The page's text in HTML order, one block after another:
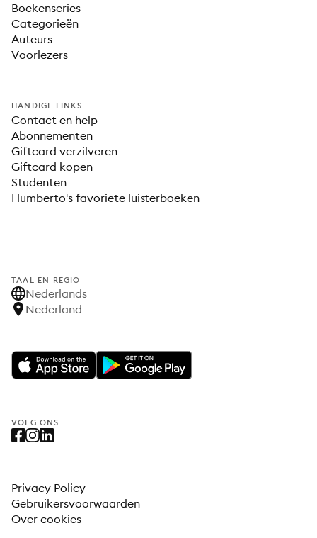
Boekenseries
Categorieën
Auteurs
Voorlezers
HANDIGE LINKS
Contact en help
Abonnementen
Giftcard verzilveren
Giftcard kopen
Studenten
Humberto's favoriete luisterboeken
TAAL EN REGIO
Nederlands
Nederland
VOLG ONS
Privacy Policy
Gebruikersvoorwaarden
Over cookies